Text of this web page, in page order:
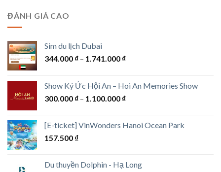
ĐÁNH GIÁ CAO
Sim du lịch Dubai
344.000 ₫ – 1.741.000 ₫Khoảng
344.000 ₫
đến
Show Ký Ức Hội An – Hoi An Memories Show
300.000 ₫ – 1.100.000 ₫Khoảng
300.000 ₫
[E-ticket] VinWonders Hanoi Ocean Park
157.500 ₫
Du thuyền Dolphin - Hạ Long